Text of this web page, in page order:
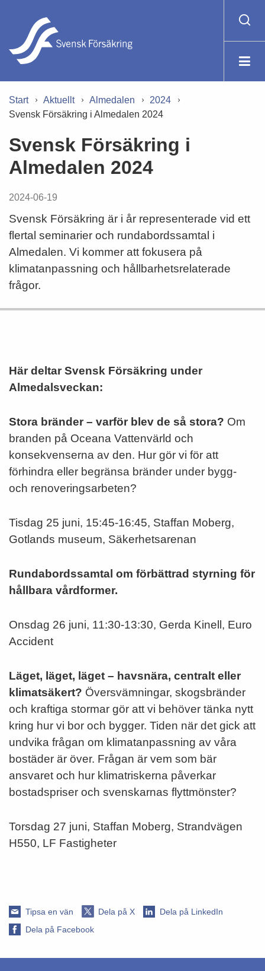
Start Aktuellt Almedalen
2024
Svensk Försäkring i Almedalen 2024
Svensk Försäkring i
Almedalen 2024
2024-06-19
Svensk Försäkring är i år representerade vid ett
flertal seminarier och rundabordssamtal i
Almedalen. Vi kommer att fokusera på
klimatanpassning och hållbarhetsrelaterade
frågor.
Här deltar Svensk Försäkring under
Almedalsveckan:
Stora bränder – varför blev de så stora? Om
branden på Oceana Vattenvärld och
konsekvenserna av den. Hur gör vi för att
förhindra eller begränsa bränder under bygg-
och renoveringsarbeten?
Tisdag 25 juni, 15:45-16:45, Staffan Moberg,
Gotlands museum, Säkerhetsarenan
Rundabordssamtal om förbättrad styrning för
hållbara vårdformer.
Onsdag 26 juni, 11:30-13:30, Gerda Kinell, Euro
Accident
Läget, läget, läget – havsnära, centralt eller
klimatsäkert? Översvämningar, skogsbränder
och kraftiga stormar gör att vi behöver tänka nytt
kring hur vi bor och bygger. Tiden när det gick att
undvika frågan om klimatanpassning av våra
bostäder är över. Frågan är vem som bär
ansvaret och hur klimatriskerna påverkar
bostadspriser och svenskarnas flyttmönster?
Torsdag 27 juni, Staffan Moberg, Strandvägen
H550, LF Fastigheter
Tipsa en vän Dela på X
Dela på LinkedIn
Dela på Facebook